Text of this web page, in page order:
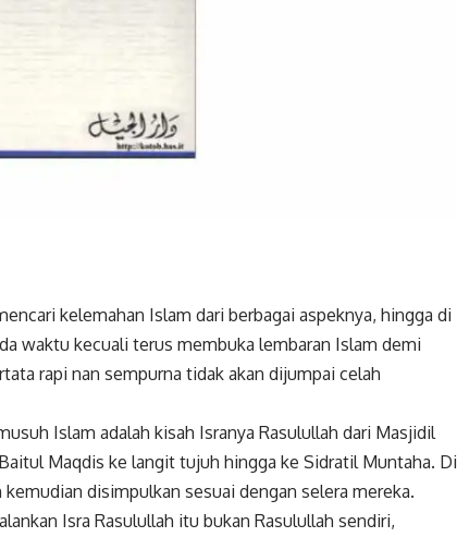
kelemahan Islam dari berbagai aspeknya, hingga di
waktu kecuali terus membuka lembaran Islam demi
rapi nan sempurna tidak akan dijumpai celah
Islam adalah kisah Isranya Rasulullah dari Masjidil
Maqdis ke langit tujuh hingga ke Sidratil Muntaha. Di
disimpulkan sesuai dengan selera mereka.
Isra Rasulullah itu bukan Rasulullah sendiri,